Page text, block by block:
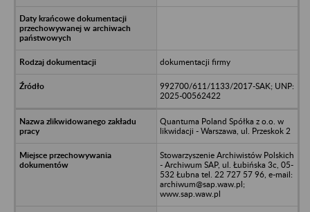
dokumentacji firmy
992700/611/1133/2017-SAK; UNP:
2025-00562422
Quantuma Poland Spółka z o.o. w
likwidacji - Warszawa, ul. Przeskok 2
Stowarzyszenie Archiwistów Polskich
- Archiwum SAP, ul. Łubińska 3c, 05-
532 Łubna tel. 22 727 57 96, e-mail:
archiwum@sap.waw.pl;
www.sap.waw.pl